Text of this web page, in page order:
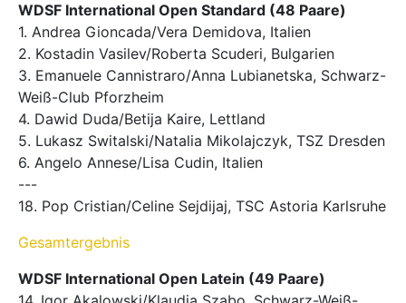
WDSF International Open Standard (48 Paare)
1. Andrea Gioncada/Vera Demidova, Italien
2. Kostadin Vasilev/Roberta Scuderi, Bulgarien
3. Emanuele Cannistraro/Anna Lubianetska, Schwarz-
Weiß-Club Pforzheim
4. Dawid Duda/Betija Kaire, Lettland
5. Lukasz Switalski/Natalia Mikolajczyk, TSZ Dresden
6. Angelo Annese/Lisa Cudin, Italien
---
18. Pop Cristian/Celine Sejdijaj, TSC Astoria Karlsruhe
Gesamtergebnis
WDSF International Open Latein (49 Paare)